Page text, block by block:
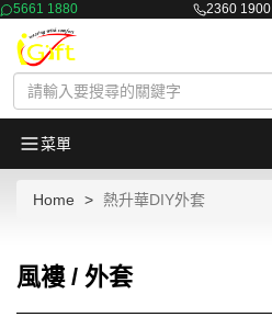
5661 1880 2360 1900
菜單
Home 熱升華DIY外套
風褸 / 外套